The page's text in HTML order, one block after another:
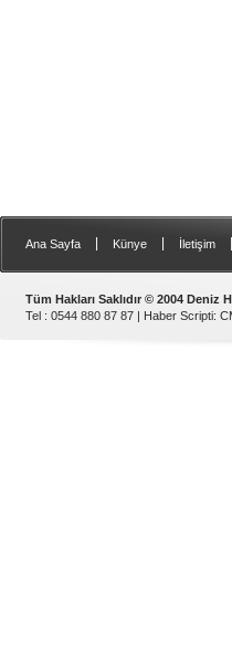
Ana Sayfa Künye İletişim
Tüm Hakları Saklıdır © 2004 Deniz
Tel : 0544 880 87 87 | Haber Scripti: